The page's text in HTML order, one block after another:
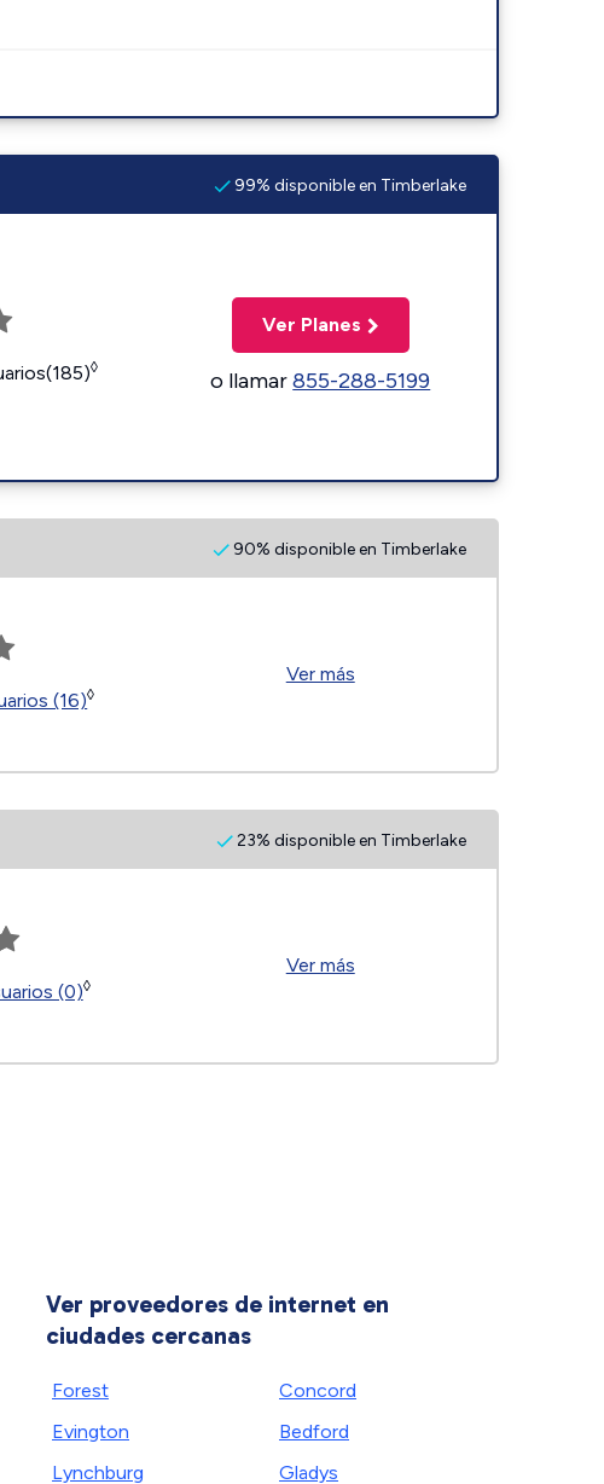
99% disponible en Timberlake
◊
Ver Planes
o llamar855-288-5199
90% disponible en Timberlake
(16)◊
Ver más
23% disponible en Timberlake
(0)◊
Ver más
Ver proveedores de internet en
ciudades cercanas
Forest
Evington
Lynchburg
Concord
Bedford
Gladys